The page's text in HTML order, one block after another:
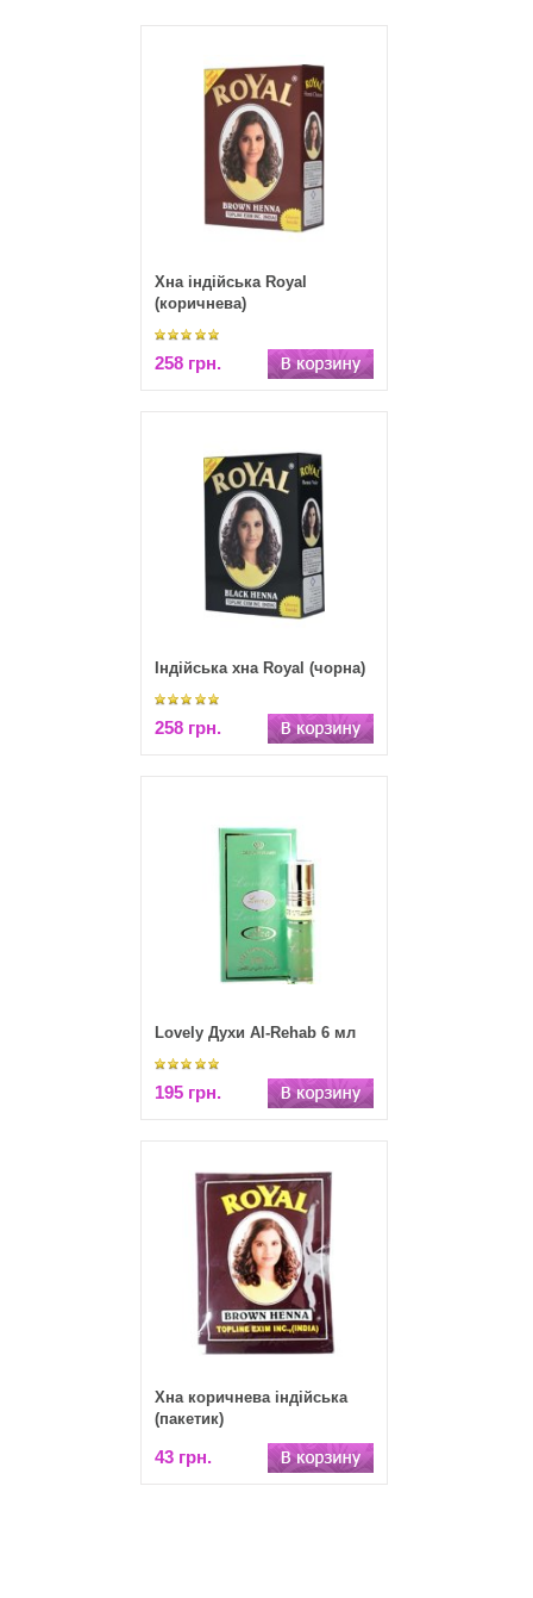
Хна індійська Royal
(коричнева)
258 грн.
Індійська хна Royal (чорна)
258 грн.
Lovely Духи Al-Rehab 6 мл
195 грн.
Хна коричнева індійська
(пакетик)
43 грн.